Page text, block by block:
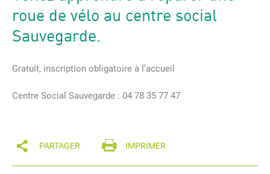
roue de vélo au centre social
Sauvegarde.
Gratuit, inscription obligatoire à l’accueil
Centre Social Sauvegarde : 04 78 35 77 47
PARTAGER IMPRIMER